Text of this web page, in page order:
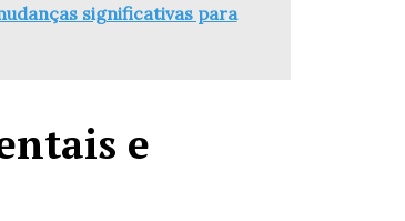
significativas para
e